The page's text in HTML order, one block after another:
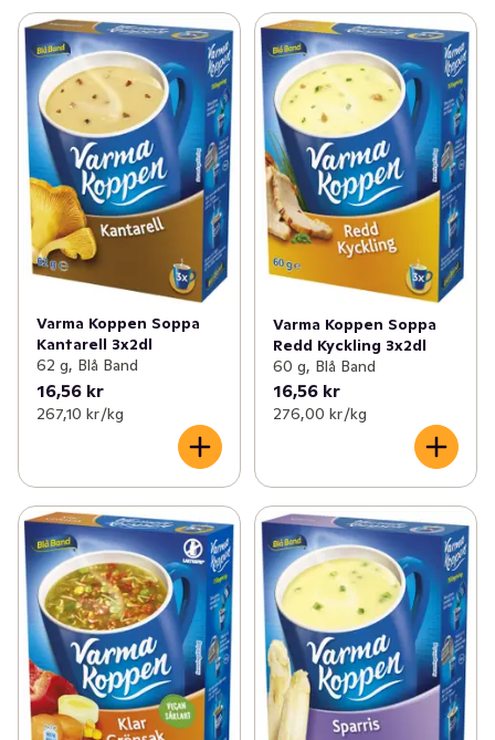
Varma Koppen Soppa
Kantarell 3x2dl
62 g, Blå Band
16,56 kr
267,10 kr /kg
Varma Koppen Soppa
Redd Kyckling 3x2dl
60 g, Blå Band
16,56 kr
276,00 kr /kg